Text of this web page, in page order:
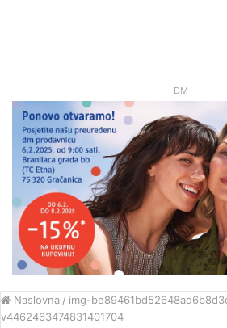
DM
Naslovna / img-
v4462463474831401704